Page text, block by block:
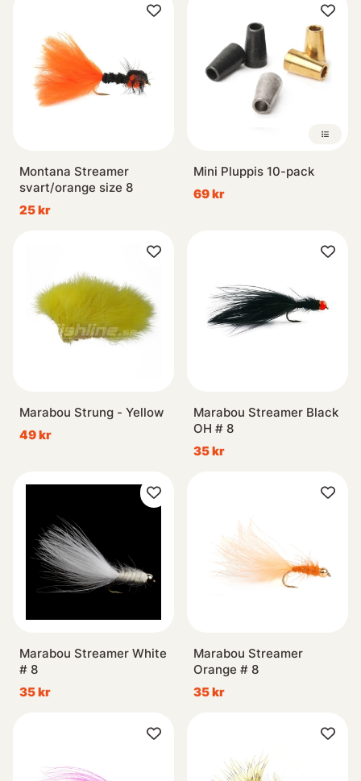
Montana Streamer
svart/orange size 8
25 kr
Mini Pluppis 10-pack
69 kr
Marabou Strung - Yellow
49 kr
Marabou Streamer Black
OH # 8
35 kr
Marabou Streamer White
# 8
35 kr
Marabou Streamer
Orange # 8
35 kr